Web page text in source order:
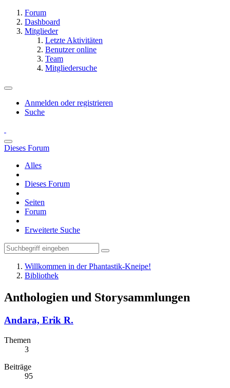
Forum
Dashboard
Mitglieder
Letzte Aktivitäten
Benutzer online
Team
Mitgliedersuche
Anmelden oder registrieren
Suche
Dieses Forum
Alles
Dieses Forum
Seiten
Forum
Erweiterte Suche
Willkommen in der Phantastik-Kneipe!
Bibliothek
Anthologien und Storysammlungen
Andara, Erik R.
Themen
3
Beiträge
95